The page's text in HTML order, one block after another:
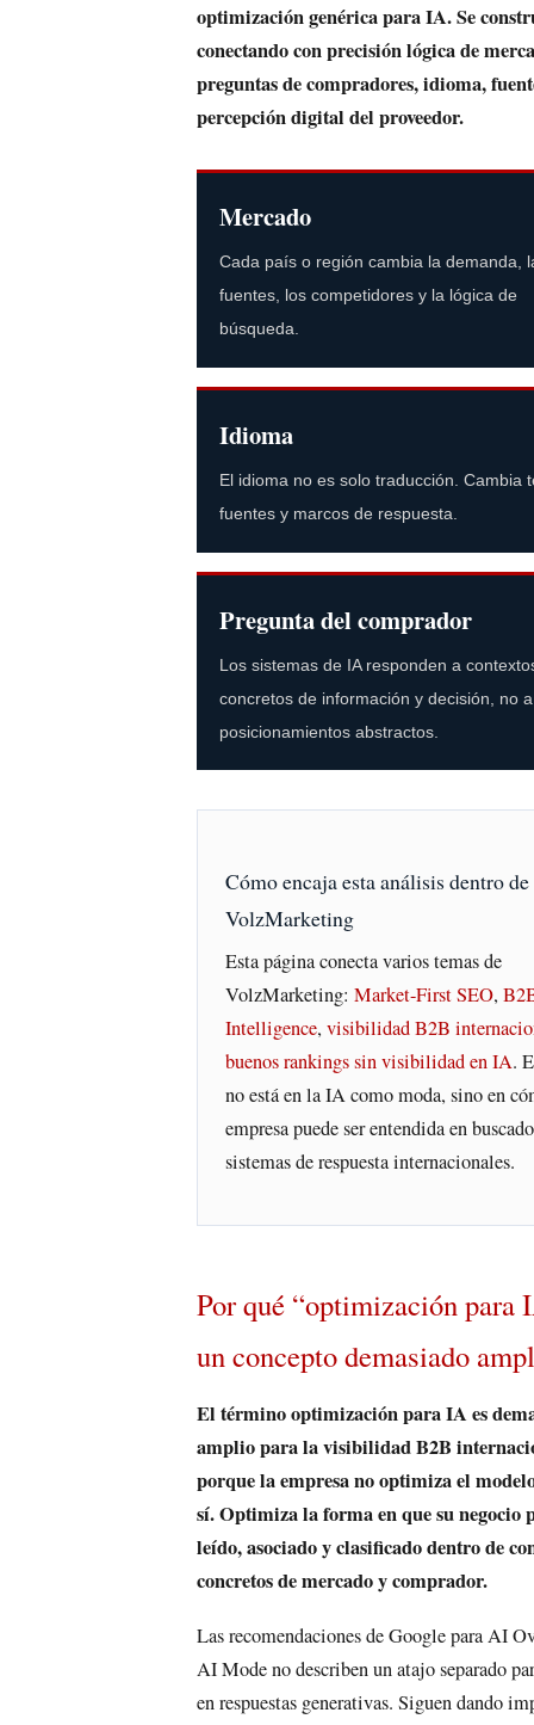
optimización genérica para IA. Se
conectando con precisión lógica de
preguntas de compradores, idioma,
percepción digital del proveedor.
Mercado
Cada país o región cambia la demanda,
fuentes, los competidores y la lógica de
búsqueda.
Idioma
El idioma no es solo traducción. Cambia
fuentes y marcos de respuesta.
Pregunta del comprador
Los sistemas de IA responden a
concretos de información y decisión, no a
posicionamientos abstractos.
Cómo encaja esta análisis dentro de
VolzMarketing
Esta página conecta varios temas de
VolzMarketing: Market-First SEO,
Intelligence, visibilidad B2B
buenos rankings sin visibilidad en IA.
no está en la IA como moda, sino en
empresa puede ser entendida en
sistemas de respuesta internacionales.
Por qué “optimización para
un concepto demasiado
El término optimización para IA es
amplio para la visibilidad B2B
porque la empresa no optimiza el
sí. Optimiza la forma en que su negocio
leído, asociado y clasificado dentro de
concretos de mercado y comprador.
Las recomendaciones de Google para AI
AI Mode no describen un atajo separado
en respuestas generativas. Siguen dando